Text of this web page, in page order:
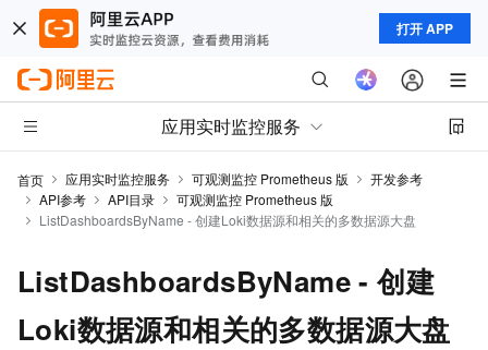
打开 APP
应用实时监控服务
首页 应用实时监控服务 可观测监控 Prometheus 版
开发参考
API参考
API目录
可观测监控 Prometheus 版
ListDashboardsByName - 创建Loki数据源和相关的多数据源大盘
ListDashboardsByName - 创建
Loki数据源和相关的多数据源大盘